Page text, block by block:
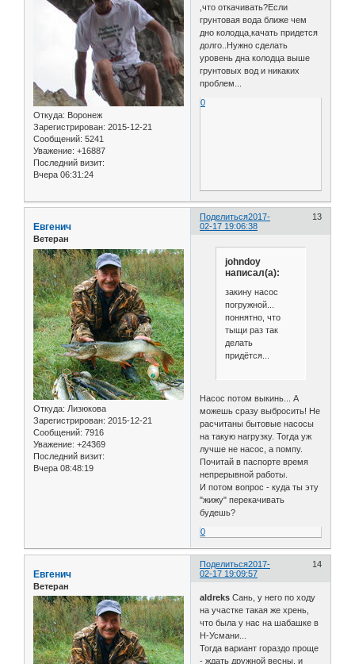
Откуда: Воронеж
Зарегистрирован: 2015-12-21
Сообщений: 5241
Уважение: +16887
Последний визит:
Вчера 06:31:24
,что откачивать?Если
грунтовая вода ближе чем
дно колодца,качать придется
долго..Нужно сделать
уровень дна колодца выше
грунтовых вод и никаких
проблем...
0
Поделиться 13
2017-
02-17 19:06:38
Евгенич
Ветеран
Откуда: Лизюкова
Зарегистрирован: 2015-12-21
Сообщений: 7916
Уважение: +24369
Последний визит:
Вчера 08:48:19
johndoy
написал(а):
закину насос
погружной...
поннятно, что
тыщи раз так
делать
придётся...
Насос потом выкинь... А
можешь сразу выбросить! Не
расчитаны бытовые насосы
на такую нагрузку. Тогда уж
лучше не насос, а помпу.
Почитай в паспорте время
непрерывной работы.
И потом вопрос - куда ты эту
"жижу" перекачивать
будешь?
0
Поделиться 14
2017-
02-17 19:09:57
Евгенич
Ветеран
aldreks Сань, у него по ходу
на участке такая же хрень,
что была у нас на шабашке в
Н-Усмани...
Тогда вариант гораздо проще
- ждать дружной весны, и